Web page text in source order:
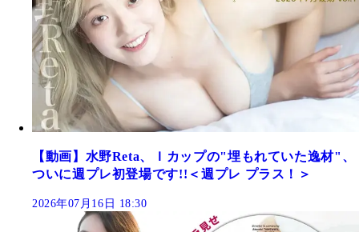
【動画】水野Reta、Ｉカップの"埋もれていた逸材"、
ついに週プレ初登場です!!＜週プレ プラス！＞
2026年07月16日 18:30